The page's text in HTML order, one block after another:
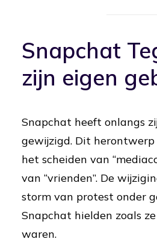
Snapchat
zijn eigen
Snapchat heeft onlangs
gewijzigd. Dit
het scheiden van
van “vrienden”. De
storm van protest onder
Snapchat hielden zoals
waren.